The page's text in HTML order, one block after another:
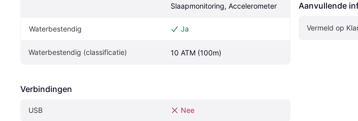
Slaapmonitoring, Accelerometer
Waterbestendig Ja
Waterbestendig (classificatie) 10 ATM (100m)
Verbindingen
USB Nee
Aanvullende
Vermeld op